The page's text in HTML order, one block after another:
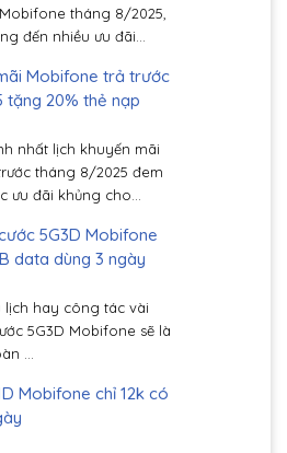
tháng 8/2025,
đến nhiều ưu đãi...
Mobifone trả trước
tặng 20% thẻ nạp
nhất lịch khuyến mãi
tháng 8/2025 đem
ưu đãi khủng cho...
5G3D Mobifone
data dùng 3 ngày
lịch hay công tác vài
5G3D Mobifone sẽ là
...
Mobifone chỉ 12k có